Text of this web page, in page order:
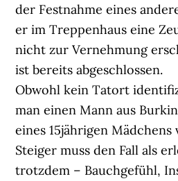
der Festnahme eines
er im Treppenhaus eine
nicht zur Vernehmung
ist bereits abgeschlossen.
Obwohl kein Tatort
man einen Mann aus
eines 15jährigen
Steiger muss den Fall als
trotzdem – Bauchgefühl,